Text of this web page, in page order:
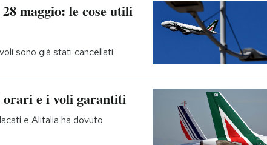
maggio: le cose utili
sono già stati cancellati
orari e i voli garantiti
e Alitalia ha dovuto